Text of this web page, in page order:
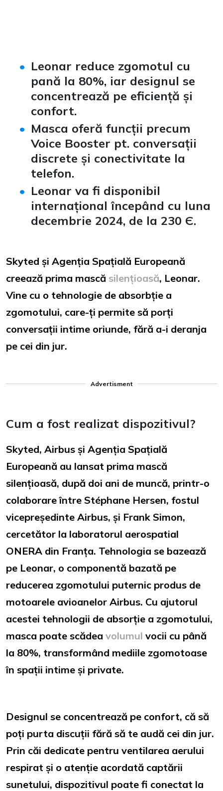
Leonar reduce zgomotul cu
pană la 80%, iar designul se
concentrează pe eficiență și
confort.
Masca oferă funcții precum
Voice Booster pt. conversații
discrete și conectivitate la
telefon.
Leonar va fi disponibil
internațional începând cu luna
decembrie 2024, de la 230 Є.
Skyted și Agenția Spațială Europeană
creează prima mască silențioasă, Leonar.
Vine cu o tehnologie de absorbție a
zgomotului, care-ți permite să porți
conversații intime oriunde, fără a-i deranja
pe cei din jur.
Advertisment
Cum a fost realizat dispozitivul?
Skyted, Airbus și Agenția Spațială
Europeană au lansat prima mască
silențioasă, după doi ani de muncă, printr-o
colaborare între Stéphane Hersen, fostul
vicepreședinte Airbus, și Frank Simon,
cercetător la laboratorul aerospatial
ONERA din Franța. Tehnologia se bazează
pe Leonar, o componentă bazată pe
reducerea zgomotului puternic produs de
motoarele avioanelor Airbus. Cu ajutorul
acestei tehnologii de absorție a zgomotului,
masca poate scădea volumul vocii cu până
la 80%, transformând mediile zgomotoase
în spații intime și private.
Designul se concentrează pe confort, că să
poți purta discuții fără să te audă cei din jur.
Prin căi dedicate pentru ventilarea aerului
respirat și o atenție acordată captării
sunetului, dispozitivul poate fi conectat la